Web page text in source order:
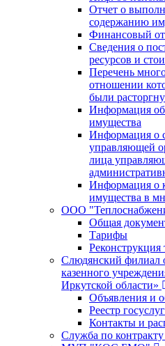
Отчет о
содержанию
Финансовый
Сведения о
ресурсов и
Перечень
отношении
были
Информация
имущества
Информация о
управляющей
лица
Информация о
имущества в
ООО
Общая
Тарифы
Реконструкция
Слюдянский филиал
казенного
Иркутской области»
Объявления и
Реестр госуслуг
Контакты и
Служба по